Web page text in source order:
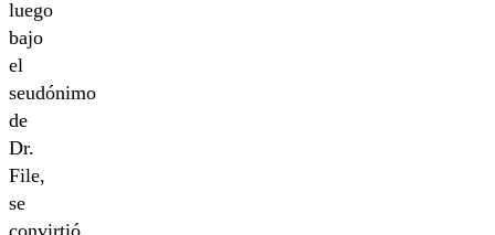
luego
bajo
el
seudónimo
de
Dr.
File,
se